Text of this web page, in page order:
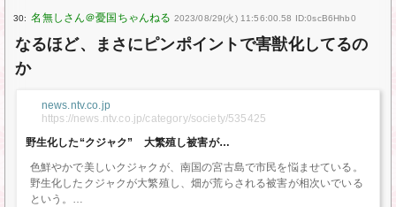
30: 2023/08/29(火) 11:56:00.58 ID:0scB6Hhb0
なるほど、まさにピンポイントで害獣化してるの
か
news.ntv.co.jp
https://news.ntv.co.jp/category/society/535425
野生化した“クジャク” 大繁殖し被害が…
色鮮やかで美しいクジャクが、南国の宮古島で市民を悩ませている。
野生化したクジャクが大繁殖し、畑が荒らされる被害が相次いでいる
という。